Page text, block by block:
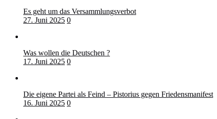
Es geht um das Versammlungsverbot
27. Juni 2025 0
Was wollen die Deutschen ?
17. Juni 2025 0
Die eigene Partei als Feind – Pistorius gegen Friedensmanifest
16. Juni 2025 0